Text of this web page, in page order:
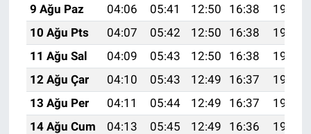
9 Ağu Paz
04:06 05:41 12:50 16:38
19:49
10 Ağu Pts
04:07 05:42 12:50 16:38
19:48
11 Ağu Sal
04:09 05:43 12:50 16:38
19:47
12 Ağu Çar
04:10 05:43 12:49 16:37
19:46
13 Ağu Per
04:11 05:44 12:49 16:37
19:44
14 Ağu Cum
04:13 05:45 12:49 16:36
19:43